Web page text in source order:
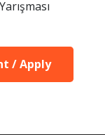
/ Apply